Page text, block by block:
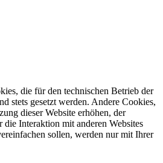
die für den technischen Betrieb der
stets gesetzt werden. Andere Cookies,
dieser Website erhöhen, der
Interaktion mit anderen Websites
sollen, werden nur mit Ihrer